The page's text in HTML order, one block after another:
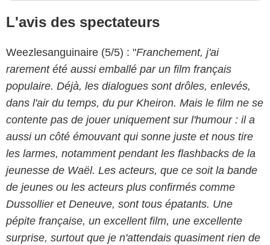
L'avis des spectateurs
Weezlesanguinaire (5/5) : "Franchement, j'ai
rarement été aussi emballé par un film français
populaire. Déjà, les dialogues sont drôles, enlevés,
dans l'air du temps, du pur Kheiron. Mais le film ne se
contente pas de jouer uniquement sur l'humour : il a
aussi un côté émouvant qui sonne juste et nous tire
les larmes, notamment pendant les flashbacks de la
jeunesse de Waël. Les acteurs, que ce soit la bande
de jeunes ou les acteurs plus confirmés comme
Dussollier et Deneuve, sont tous épatants. Une
pépite française, un excellent film, une excellente
surprise, surtout que je n'attendais quasiment rien de